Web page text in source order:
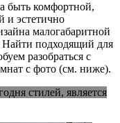
быть комфортной,
и эстетично
малогабаритной
подходящий для
разобраться с
с фото (см. ниже).
стилей, является